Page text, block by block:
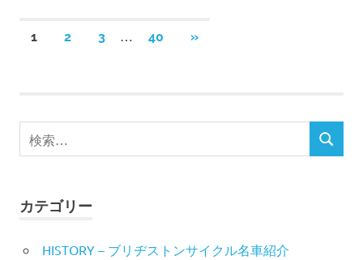
投
ペ
ジ
送
1 2 3 … 40
次
»
検
索
検
カテゴリー
HISTORY – ブリヂストンサイクル名車紹介